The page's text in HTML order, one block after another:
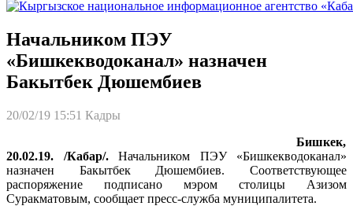
Начальником ПЭУ
«Бишкекводоканал» назначен
Бакытбек Дюшембиев
20/02/19 15:51 Кадры
Бишкек,
20.02.19. /Кабар/.Начальником ПЭУ «Бишкекводоканал»
назначен Бакытбек Дюшембиев. Соответствующее
распоряжение подписано мэром столицы Азизом
Суракматовым, сообщает пресс-служба муниципалитета.